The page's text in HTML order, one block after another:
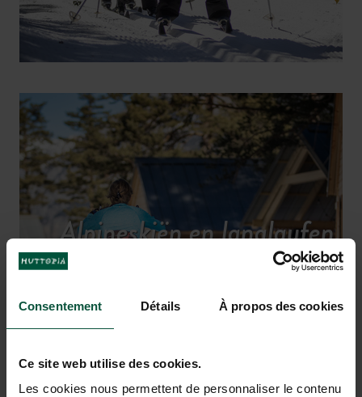
Consentement Détails À propos des cookies
Ce site web utilise des cookies.
Les cookies nous permettent de personnaliser le contenu
Alpineskiën en langlaufen,